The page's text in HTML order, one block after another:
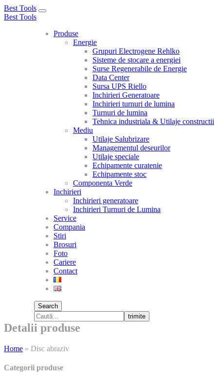
Best Tools
Toggle
Best Tools
Produse
Energie
Grupuri Electrogene Rehlko
Sisteme de stocare a energiei
Surse Regenerabile de Energie
Data Center
Sursa UPS Riello
Inchirieri Generatoare
Inchirieri turnuri de lumina
Turnuri de lumina
Tehnica industriala & Utilaje constructii
Mediu
Utilaje Salubrizare
Managementul deseurilor
Utilaje speciale
Echipamente curatenie
Echipamente stoc
Componenta Verde
Inchirieri
Inchirieri generatoare
Inchirieri Turnuri de Lumina
Service
Compania
Stiri
Brosuri
Foto
Cariere
Contact
Search
trimite
Detalii produse
Home » Disc abraziv
Categorii produse